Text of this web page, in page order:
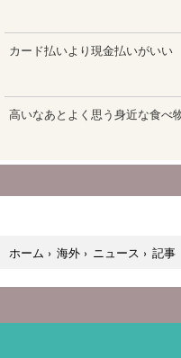
ホーム › 海外 › ニュース › 記事